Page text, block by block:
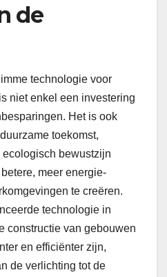
de
technologie voor
niet enkel een investering
Het is ook
toekomst,
bewustzijn
meer energie-
te creëren.
technologie in
constructie van gebouwen
en efficiënter zijn,
de verlichting tot de